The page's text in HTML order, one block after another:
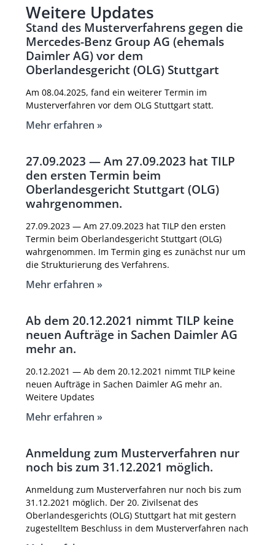
Weitere Updates
Stand des Musterverfahrens gegen die
Mercedes-Benz Group AG (ehemals
Daimler AG) vor dem
Oberlandesgericht (OLG) Stuttgart
Am 08.04.2025, fand ein weiterer Termin im
Musterverfahren vor dem OLG Stuttgart statt.
Mehr erfahren »
27.09.2023 — Am 27.09.2023 hat TILP
den ersten Termin beim
Oberlandesgericht Stuttgart (OLG)
wahrgenommen.
27.09.2023 — Am 27.09.2023 hat TILP den ersten
Termin beim Oberlandesgericht Stuttgart (OLG)
wahrgenommen. Im Termin ging es zunächst nur um
die Strukturierung des Verfahrens.
Mehr erfahren »
Ab dem 20.12.2021 nimmt TILP keine
neuen Aufträge in Sachen Daimler AG
mehr an.
20.12.2021 — Ab dem 20.12.2021 nimmt TILP keine
neuen Aufträge in Sachen Daimler AG mehr an.
Weitere Updates
Mehr erfahren »
Anmeldung zum Musterverfahren nur
noch bis zum 31.12.2021 möglich.
Anmeldung zum Musterverfahren nur noch bis zum
31.12.2021 möglich. Der 20. Zivilsenat des
Oberlandesgerichts (OLG) Stuttgart hat mit gestern
zugestelltem Beschluss in dem Musterverfahren nach